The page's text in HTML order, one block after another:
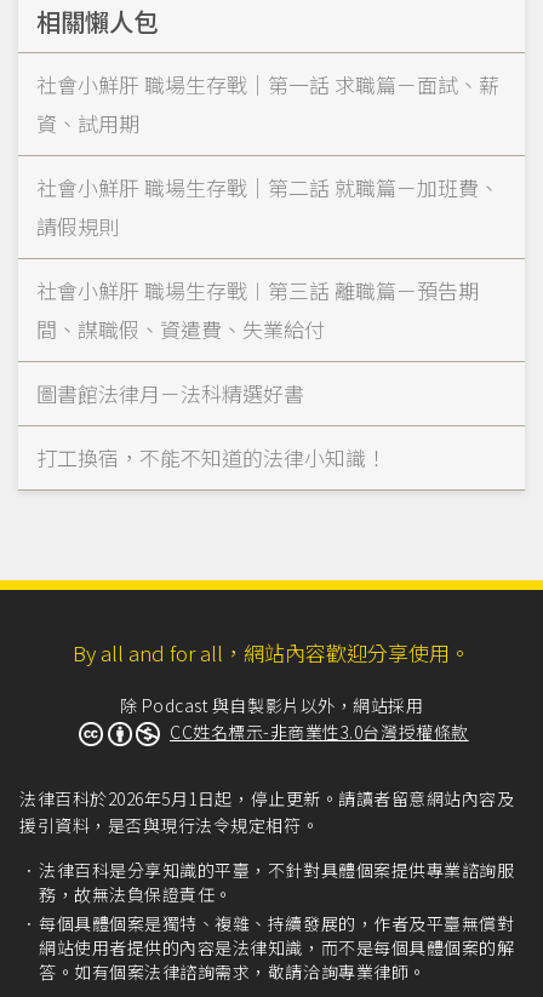
相關懶人包
社會小鮮肝 職場生存戰｜第一話 求職篇－面試、薪
資、試用期
社會小鮮肝 職場生存戰｜第二話 就職篇－加班費、
請假規則
社會小鮮肝 職場生存戰︱第三話 離職篇－預告期
間、謀職假、資遣費、失業給付
圖書館法律月－法科精選好書
打工換宿，不能不知道的法律小知識！
By all and for all，網站內容歡迎分享使用。
除 Podcast 與自製影片以外，網站採用
CC姓名標示-非商業性3.0台灣授權條款
法律百科於2026年5月1日起，停止更新。請讀者留意網站內容及
援引資料，是否與現行法令規定相符。
法律百科是分享知識的平臺，不針對具體個案提供專業諮詢服
務，故無法負保證責任。
每個具體個案是獨特、複雜、持續發展的，作者及平臺無償對
網站使用者提供的內容是法律知識，而不是每個具體個案的解
答。如有個案法律諮詢需求，敬請洽詢專業律師。